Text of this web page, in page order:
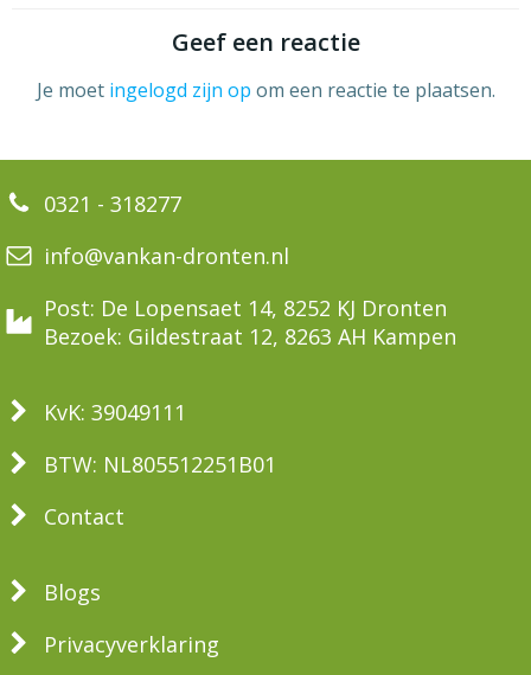
Geef een reactie
Je moet ingelogd zijn op om een reactie te plaatsen.
0321 - 318277
info@vankan-dronten.nl
Post: De Lopensaet 14, 8252 KJ Dronten
Bezoek: Gildestraat 12, 8263 AH Kampen
KvK: 39049111
BTW: NL805512251B01
Contact
Blogs
Privacyverklaring